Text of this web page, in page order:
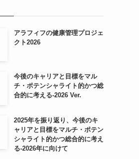
アラフィフの健康管理プロジェ
クト2026
今後のキャリアと目標をマル
チ・ポテンシャライト的かつ総
合的に考える-2026 Ver.
2025年を振り返り、今後のキ
ャリアと目標をマルチ・ポテン
シャライト的かつ総合的に考え
る-2026年に向けて